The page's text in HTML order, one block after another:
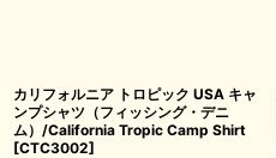
カリフォルニア トロピック USA キャ
ンプシャツ（フィッシング・デニ
ム）/California Tropic Camp Shirt
[CTC3002]